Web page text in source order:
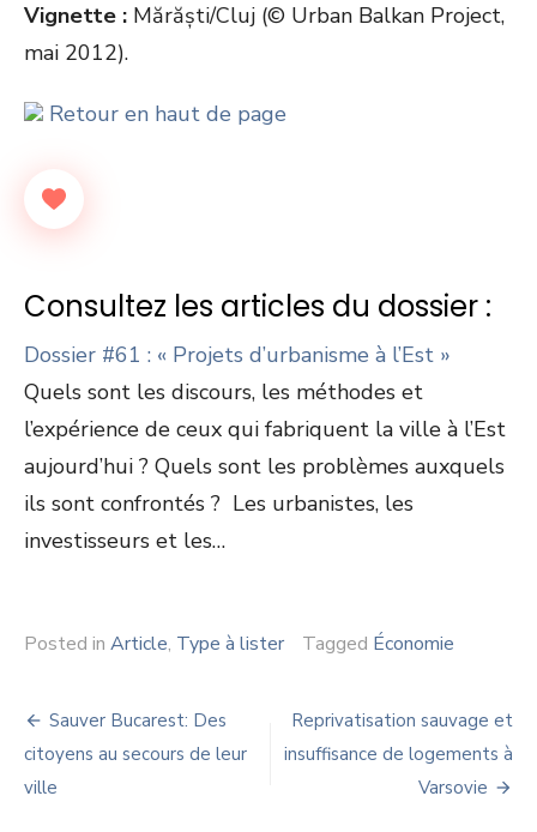
Vignette : Mărăști/Cluj (© Urban Balkan Project,
mai 2012).
Retour en haut de page
Consultez les articles du dossier :
Dossier #61 : « Projets d’urbanisme à l’Est »
Quels sont les discours, les méthodes et
l’expérience de ceux qui fabriquent la ville à l’Est
aujourd’hui ? Quels sont les problèmes auxquels
ils sont confrontés ? Les urbanistes, les
investisseurs et les…
Posted in Article, Type à lister Tagged Économie
Navigation
de
l’article
Sauver Bucarest: Des
citoyens au secours de leur
ville
Reprivatisation sauvage et
insuffisance de logements à
Varsovie